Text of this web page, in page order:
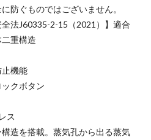
防ぐものではございません。
法J60335-2-15（2021）】適合
重構造
止機能
クボタン
ス
造を搭載。蒸気孔から出る蒸気